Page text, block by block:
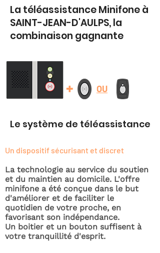
La téléassistance Minifone à
SAINT-JEAN-D'AULPS, la
combinaison gagnante
+ OU
Le système de téléassistance
Un dispositif sécurisant et discret
La technologie au service du soutien
et du maintien au domicile. L'offre
minifone a été conçue dans le but
d'améliorer et de faciliter le
quotidien de votre proche, en
favorisant son indépendance.
Un boitier et un bouton suffisent à
votre tranquillité d'esprit.